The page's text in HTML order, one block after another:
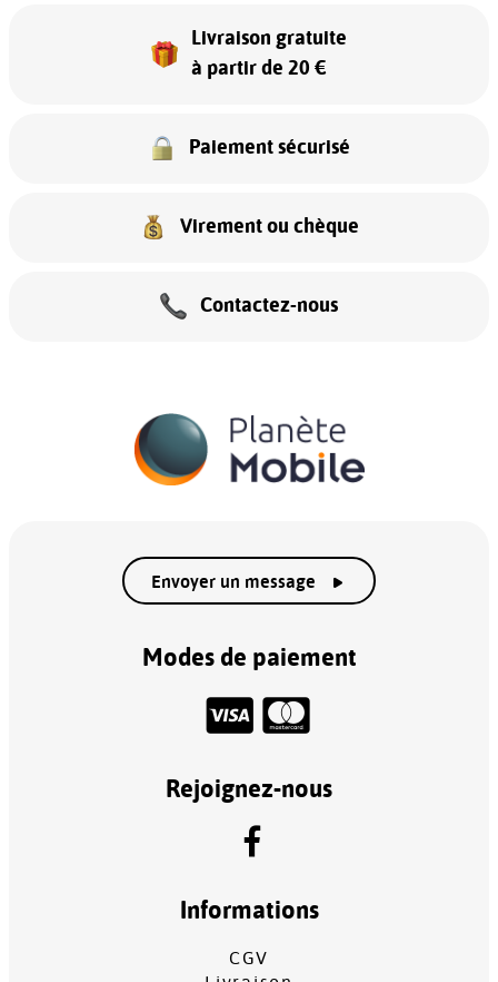
Livraison gratuite
à partir de 20 €
Paiement sécurisé
Virement ou chèque
Contactez-nous
Envoyer un message
Modes de paiement
Rejoignez-nous
Informations
CGV